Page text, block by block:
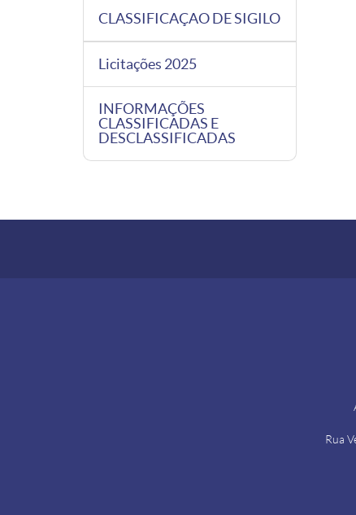
CLASSIFICAÇAO DE SIGILO
Licitações 2025
INFORMAÇÕES
CLASSIFICADAS E
DESCLASSIFICADAS
Rua